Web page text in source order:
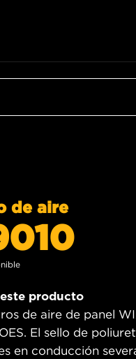
de aire
producto
de aire de panel
El sello de
en conducción